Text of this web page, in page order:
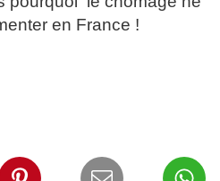
en France !